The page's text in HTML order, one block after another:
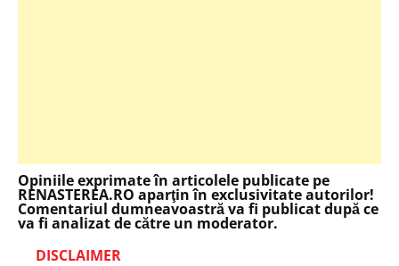
Opiniile exprimate în articolele publicate pe
RENASTEREA.RO aparţin în exclusivitate autorilor!
Comentariul dumneavoastră va fi publicat după ce
va fi analizat de către un moderator.
DISCLAIMER